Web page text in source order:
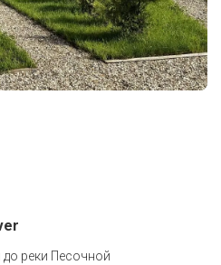
до реки Песочной